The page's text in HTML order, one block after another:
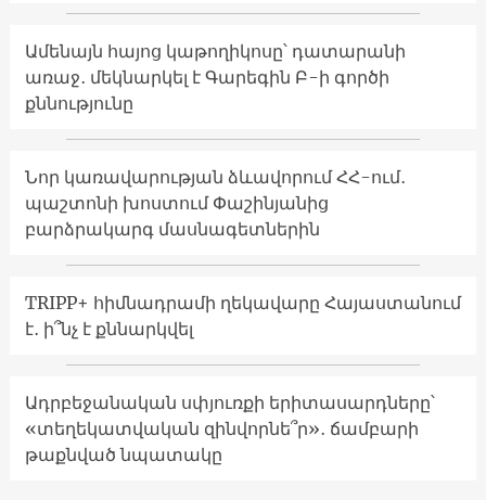
Ամենայն հայոց կաթողիկոսը՝ դատարանի
առաջ․ մեկնարկել է Գարեգին Բ-ի գործի
քննությունը
Նոր կառավարության ձևավորում ՀՀ-ում․
պաշտոնի խոստում Փաշինյանից
բարձրակարգ մասնագետներին
TRIPP+ հիմնադրամի ղեկավարը Հայաստանում
է․ ի՞նչ է քննարկվել
Ադրբեջանական սփյուռքի երիտասարդները՝
«տեղեկատվական զինվորնե՞ր»․ ճամբարի
թաքնված նպատակը